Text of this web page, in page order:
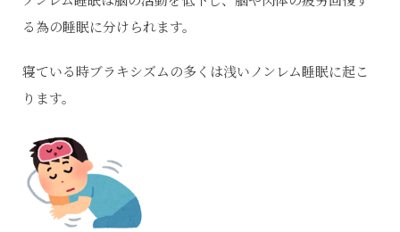
る為の睡眠に分けられます。
寝ている時ブラキシズムの多くは浅いノンレム睡眠に起こ
ります。